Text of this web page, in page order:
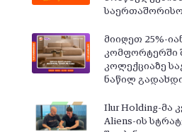
მიიღეთ 25%-
კომფორტერში
კოლექციაზე
ნაწილ
Ilur Holding-მა
Aliens-ის